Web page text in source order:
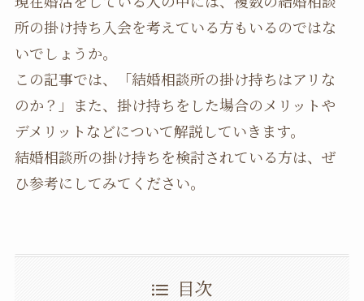
所の掛け持ち入会を考えている方もいるのではな
いでしょうか。
この記事では、「結婚相談所の掛け持ちはアリな
のか？」また、掛け持ちをした場合のメリットや
デメリットなどについて解説していきます。
結婚相談所の掛け持ちを検討されている方は、ぜ
ひ参考にしてみてください。
目次